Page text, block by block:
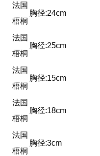
法国
梧桐
胸径:24cm
法国
梧桐
胸径:25cm
法国
梧桐
胸径:15cm
法国
梧桐
胸径:18cm
法国
梧桐
胸径:3cm